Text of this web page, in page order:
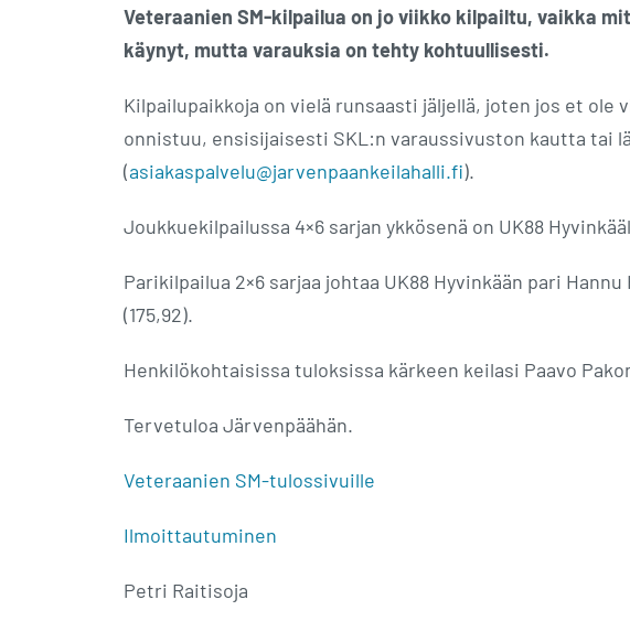
Veteraanien SM-kilpailua on jo viikko kilpailtu, vaikka
käynyt, mutta varauksia on tehty kohtuullisesti.
Kilpailupaikkoja on vielä runsaasti jäljellä, joten jos et ole
onnistuu, ensisijaisesti SKL:n varaussivuston kautta tai
(asiakaspalvelu@jarvenpaankeilahalli.fi).
Joukkuekilpailussa 4×6 sarjan ykkösenä on UK88
Parikilpailua 2×6 sarjaa johtaa UK88 Hyvinkään pari
(175,92).
Henkilökohtaisissa tuloksissa kärkeen keilasi Paavo
Tervetuloa Järvenpäähän.
Veteraanien SM-tulossivuille
Ilmoittautuminen
Petri Raitisoja